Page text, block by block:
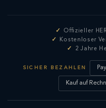
Offizieller
Kostenloser
2 Jahre
SICHER BEZAHLEN
Kauf auf